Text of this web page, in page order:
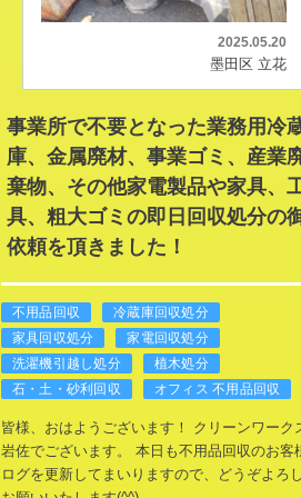
2025.05.20
墨田区 立花
事業所で不要となった業務用冷
庫、金属廃材、事業ゴミ、産業
棄物、その他家電製品や家具、
具、粗大ゴミの即日回収処分の
依頼を頂きました！
不用品回収
冷蔵庫回収処分
家具回収処分
家電回収処分
洗濯機引越し処分
植木処分
石・土・砂利回収
オフィス 不用品回収
皆様、おはようございます！
クリーンワーク
岩佐でございます。
本日も不用品回収のお客
ログを更新してまいりますので、どうぞよろ